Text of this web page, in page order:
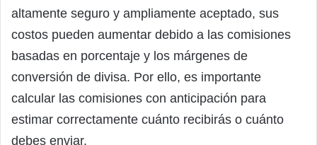
altamente seguro y ampliamente aceptado, sus
costos pueden aumentar debido a las comisiones
basadas en porcentaje y los márgenes de
conversión de divisa. Por ello, es importante
calcular las comisiones con anticipación para
estimar correctamente cuánto recibirás o cuánto
debes enviar.